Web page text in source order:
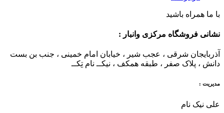
با ما همراه باشید
نشانی فروشگاه مرکزی وانبار :
آذربایجان شرقی ، عجب شیر ، خیابان امام خمینی ، جنب بن بست
دانش ، پلاک صفر ، طبقه همکف ، نیکــ نام تِکــ
مدیریت :
علی نیک نام